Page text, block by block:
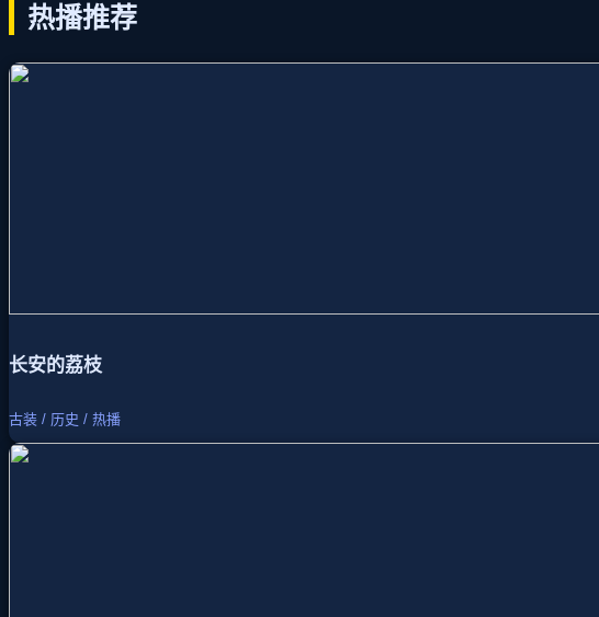
热播推荐
长安的荔枝
古装 / 历史 / 热播